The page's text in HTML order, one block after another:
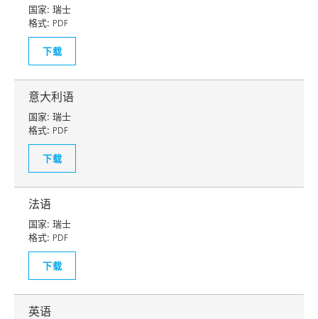
国家: 瑞士
格式: PDF
下载
意大利语
国家: 瑞士
格式: PDF
下载
法语
国家: 瑞士
格式: PDF
下载
英语